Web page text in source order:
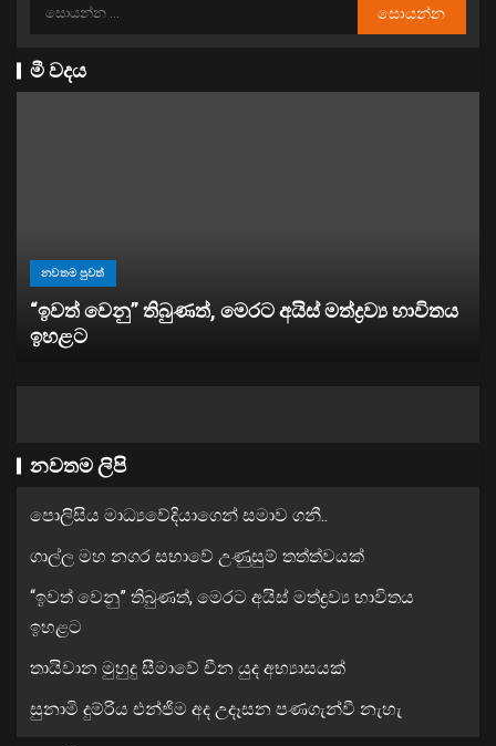
මී වදය
නවතම පුවත් විදෙස් පුවත්
තායිවාන මුහුදු සීමාවේ චීන යුද අභ්‍යාසයක්
නවතම ලිපි
පොලිසිය මාධ්‍යවේදියාගෙන් සමාව ගනී..
ගාල්ල මහ නගර සභාවේ උණුසුම් තත්ත්වයක්
“ඉවත් වෙනු” තිබුණත්, මෙරට අයිස් මත්ද්‍රව්‍ය භාවිතය
ඉහළට
තායිවාන මුහුදු සීමාවේ චීන යුද අභ්‍යාසයක්
සුනාමි දුම්රිය එන්ජිම අද උදෑසන පණගැන්වී නැහැ